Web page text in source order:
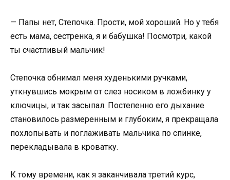
— Папы нет, Степочка. Прости, мой хороший. Но у тебя
есть мама, сестренка, я и бабушка! Посмотри, какой
ты счастливый мальчик!
Степочка обнимал меня худенькими ручками,
уткнувшись мокрым от слез носиком в ложбинку у
ключицы, и так засыпал. Постепенно его дыхание
становилось размеренным и глубоким, я прекращала
похлопывать и поглаживать мальчика по спинке,
перекладывала в кроватку.
К тому времени, как я заканчивала третий курс,